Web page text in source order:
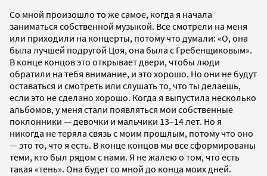
Со мной произошло то же самое, когда я начала
заниматься собственной музыкой. Все смотрели на меня
или приходили на концерты, потому что думали: «О, она
была лучшей подругой Цоя, она была с Гребенщиковым».
В конце концов это открывает двери, чтобы люди
обратили на тебя внимание, и это хорошо. Но они не будут
оставаться и смотреть или слушать то, что ты делаешь,
если это не сделано хорошо. Когда я выпустила несколько
альбомов, у меня стали появляться мои собственные
поклонники — девочки и мальчики 13–14 лет. Но я
никогда не теряла связь с моим прошлым, потому что оно
— это то, что я есть. В конце концов мы все сформированы
теми, кто был рядом с нами. Я не жалею о том, что есть
такая «тень». Она будет со мной до конца моих дней.